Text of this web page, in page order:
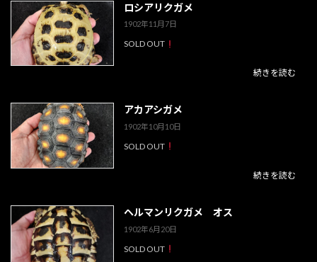
ロシアリクガメ
1902年11月7日
SOLD OUT
続きを読む
アカアシガメ
1902年10月10日
SOLD OUT
続きを読む
ヘルマンリクガメ オス
1902年6月20日
SOLD OUT